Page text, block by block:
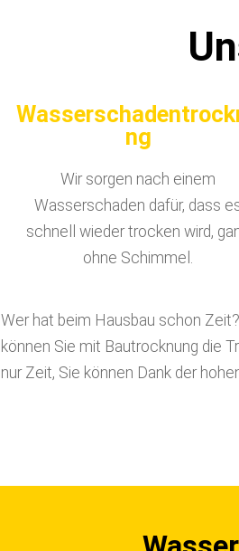
ng
Wir sorgen nach einem
Wasserschaden dafür, dass
schnell wieder trocken wird,
ohne Schimmel.
Wer hat beim Hausbau schon
können Sie mit Bautrocknung die
nur Zeit, Sie können Dank der